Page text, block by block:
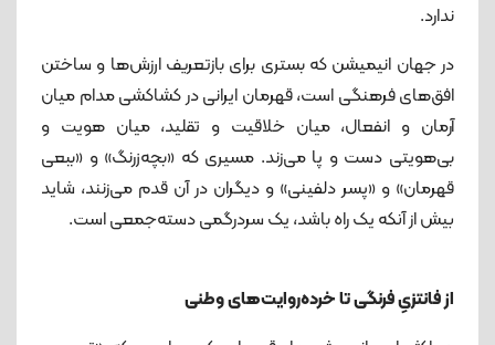
ندارد.
در جهان انیمیشن که بستری برای بازتعریف ارزش‌ها و ساختن
افق‌های فرهنگی است، قهرمان ایرانی در کشاکشی مدام میان
آرمان و انفعال، میان خلاقیت و تقلید، میان هویت و
بی‌هویتی دست‌ و پا می‌زند. مسیری که «بچه‌زرنگ» و «ببعی
قهرمان» و «پسر دلفینی» و دیگران در آن قدم می‌زنند، شاید
بیش از آنکه یک راه باشد، یک سردرگمی دسته‌جمعی است.
از فانتزیِ فرنگی تا خرده‌روایت‌های وطنی